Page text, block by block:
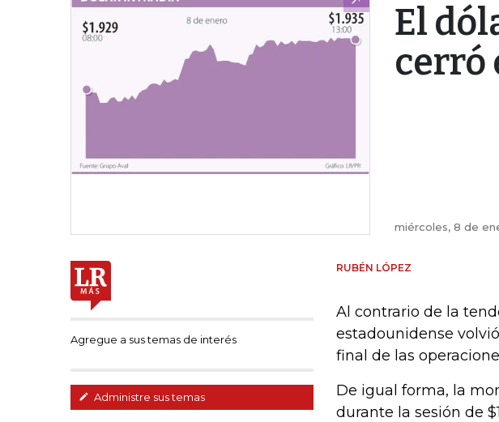
El
cerró
miércoles, 8 de
Agregue a sus temas de interés
Administre sus temas
RUBÉN LÓPEZ
Al contrario de la
estadounidense
final de las
De igual forma, la
durante la sesión de